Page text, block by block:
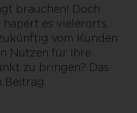
brauchen! Doch
hapert es vielerorts.
vom Kunden
Nutzen für Ihre
zu bringen? Das
Beitrag.